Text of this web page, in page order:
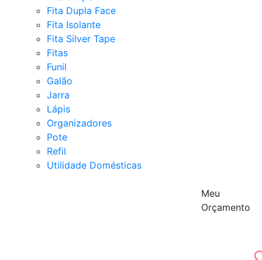
Fita Dupla Face
Fita Isolante
Fita Silver Tape
Fitas
Funil
Galão
Jarra
Lápis
Organizadores
Pote
Refil
Utilidade Domésticas
Meu
Orçamento